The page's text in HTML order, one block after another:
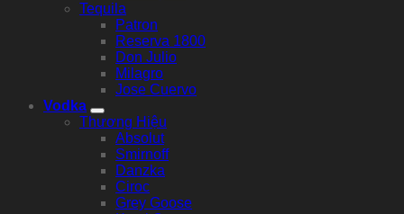
Tequila
Patron
Reserva 1800
Don Julio
Milagro
Jose Cuervo
Vodka
Thương Hiệu
Absolut
Smirnoff
Danzka
Ciroc
Grey Goose